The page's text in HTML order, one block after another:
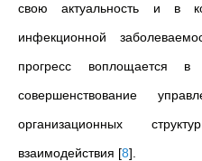
свою актуальность и в
инфекционной
прогресс воплощается
совершенствование
организационных
взаимодействия [8]